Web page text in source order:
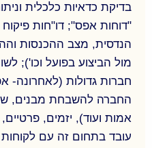
בדיקת כדאיות כלכלית
"דוחות אפס"; דו"חות
הנדסית, מצב ההכנסות
מול הביצוע בפועל וכו');
חברות גדולות (לאחרונה-
החברה להשבחת מבנים,
אמות ועוד), יזמים,
עובד בתחום זה עם